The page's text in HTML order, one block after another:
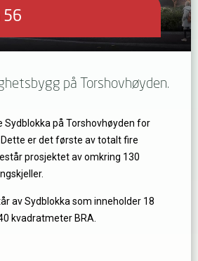
56
på Torshovhøyden.
Sydblokka på Torshovhøyden for
er det første av totalt fire
prosjektet av omkring 130
av Sydblokka som inneholder 18
kvadratmeter BRA.